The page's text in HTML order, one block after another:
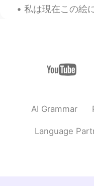
mariko
それ以外何
agree
google if
JP EN
関西弁完璧
ュニケーショ
て」のリン
私は現在この絵に取り組んでいます。素晴らしい週末
AI Grammar
Language